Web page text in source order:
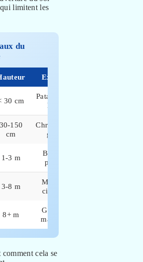
limitent les
du
Exemples
30 cm
Patate douce,
herbes
30-150
cm
Christophine,
gombo
1-3 m
Bananier,
papayer
3-8 m
Manguier,
citronnier
8+ m
Gommier,
mahogany
cela se